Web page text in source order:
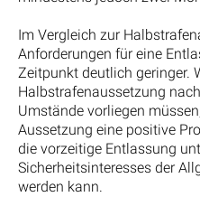
Im Vergleich zur
Anforderungen für eine
Zeitpunkt deutlich geringer.
Halbstrafenaussetzung
Umstände vorliegen
Aussetzung eine positive
die vorzeitige Entlassung
Sicherheitsinteresses der
werden kann.